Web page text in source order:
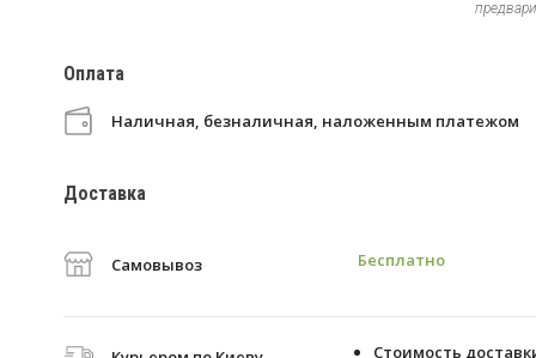
Оплата
Наличная, безналичная, наложенным платежом
Доставка
Самовывоз Бесплатно
Стоимость